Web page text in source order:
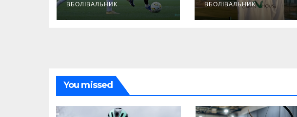
ВБОЛІВАЛЬНИК ВБОЛІВАЛЬНИК
You missed